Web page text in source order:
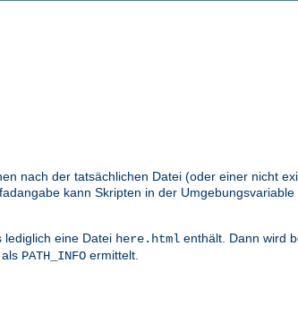
nach der tatsächlichen Datei (oder einer nicht
kann Skripten in der Umgebungsvariable
lediglich eine Datei here.html enthält. Dann wird
als PATH_INFO ermittelt.